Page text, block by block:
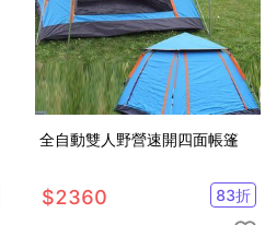
全自動雙人野營速開四面帳篷
$2360 83折